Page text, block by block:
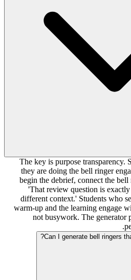
The key is purpose transparency.
they are doing the bell ringer
begin the debrief, connect the
'That review question is
different context.' Students who
warm-up and the learning engage
not busywork. The generator
Can I generate bell ringers